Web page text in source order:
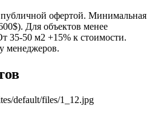
офертой. Минимальная
Для объектов менее
35-50 м2 +15% к стоимости.
менеджеров.
default/files/1_12.jpg